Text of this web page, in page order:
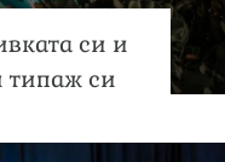
си и
типаж си